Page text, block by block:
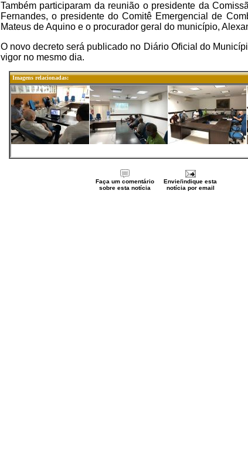
Também participaram da reunião o presidente da
Fernandes, o presidente do Comitê Emergencial de
Mateus de Aquino e o procurador geral do município,
O novo decreto será publicado no Diário Oficial do
vigor no mesmo dia.
Imagens relacionadas:
Faça um comentário
sobre esta notícia
Envie/indique esta
notícia por email